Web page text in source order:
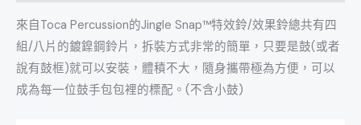
來自Toca Percussion的Jingle Snap™特效鈴/效果鈴總共有四
組/八片的鍍鎳鋼鈴片，拆裝方式非常的簡單，只要是鼓(或者
說有鼓框)就可以安裝，體積不大，隨身攜帶極為方便，可以
成為每一位鼓手包包裡的標配。(不含小鼓)